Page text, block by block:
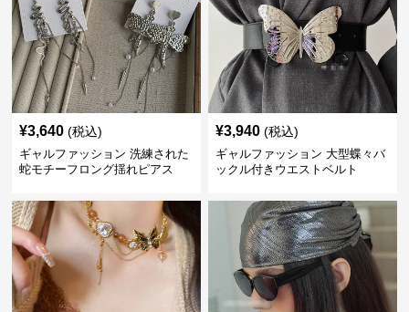
¥3,640 (税込)
ギャルファッション 洗練された
蛇モチーフロング揺れピアス
¥3,940 (税込)
ギャルファッション 大型蝶々バ
ックル付きウエストベルト